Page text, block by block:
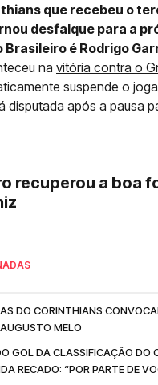
que recebeu o
desfalque para a
Brasileiro é Rodrigo
na vitória contra o
suspende o
disputada após a pausa
recuperou a boa
DO CORINTHIANS
MELO
GOL DA CLASSIFICAÇÃO DO
RECADO: “POR PARTE DE